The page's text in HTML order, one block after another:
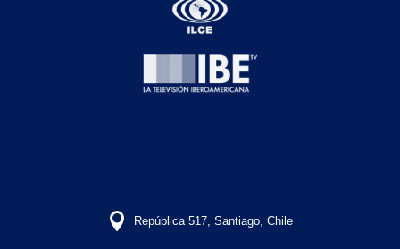
 República 517, Santiago, Chile